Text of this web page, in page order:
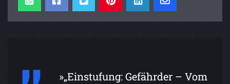
»„Einstufung: Gefährder – Vom